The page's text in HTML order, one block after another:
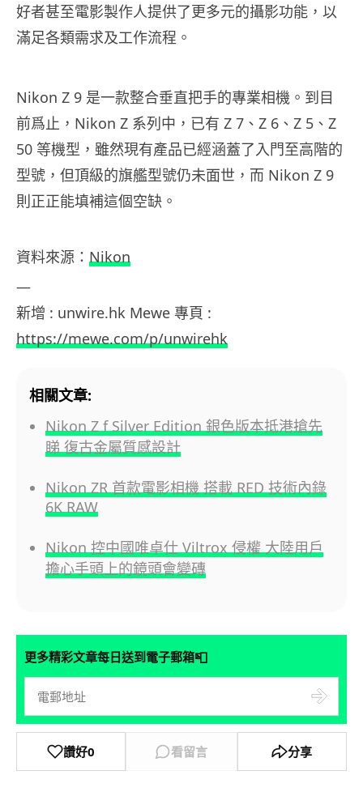
好者甚至電影製作人提供了更多元的攝影功能，以
滿足各類需求及工作流程。
Nikon Z 9 是一款整合垂直把手的專業相機。到目
前爲止，Nikon Z 系列中，已有 Z 7、Z 6、Z 5、Z
50 等機型，雖然現有產品已經涵蓋了入門至高階的
型號，但頂級的旗艦型號仍未面世，而 Nikon Z 9
則正正能填補這個空缺。
資料來源： Nikon
—
新增 : unwire.hk Mewe 專頁 :
https://mewe.com/p/unwirehk
相關文章:
Nikon Z f Silver Edition 銀色版本抵港搶先
睇 復古金屬質感設計
Nikon ZR 首款電影相機 搭載 RED 技術內錄
6K RAW
Nikon 控中國唯卓仕 Viltrox 侵權 大陸用戶
擔心手頭上的鏡頭會變磚
更多精彩文章每日送到電子郵箱📮
讚好0 看留言 分享